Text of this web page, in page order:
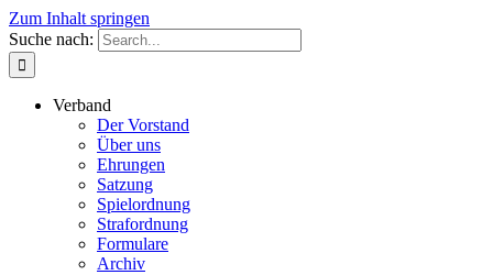
Zum Inhalt springen
Suche nach:
Verband
Der Vorstand
Über uns
Ehrungen
Satzung
Spielordnung
Strafordnung
Formulare
Archiv